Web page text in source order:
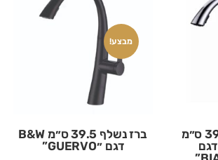
ברז נשלף 39.5 ס״מ
AQUILA דגם
מבצע!
ברז נשלף 39.5 ס״מ B&W
דגם ״GUERVO”